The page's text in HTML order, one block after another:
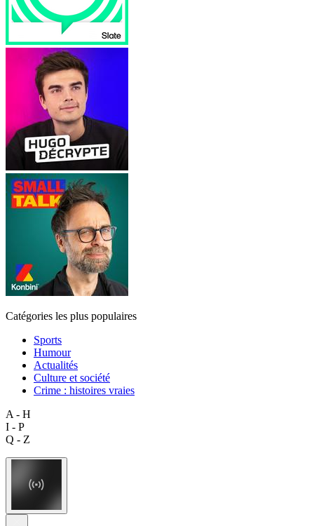
Catégories les plus populaires
Sports
Humour
Actualités
Culture et société
Crime : histoires vraies
A - H
I - P
Q - Z